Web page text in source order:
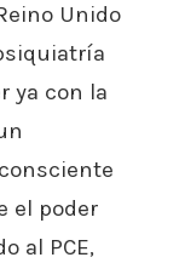
Unido
ya con la
el poder
al PCE,